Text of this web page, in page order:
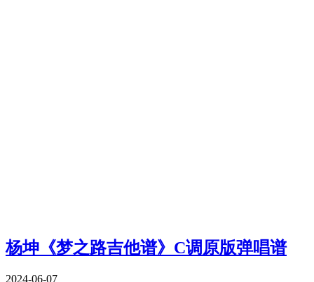
杨坤《梦之路吉他谱》C调原版弹唱谱
2024-06-07